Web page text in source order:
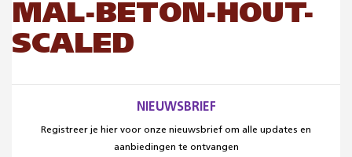
MAL-BETON-HOUT-
SCALED
NIEUWSBRIEF
Registreer je hier voor onze nieuwsbrief om alle updates en
aanbiedingen te ontvangen